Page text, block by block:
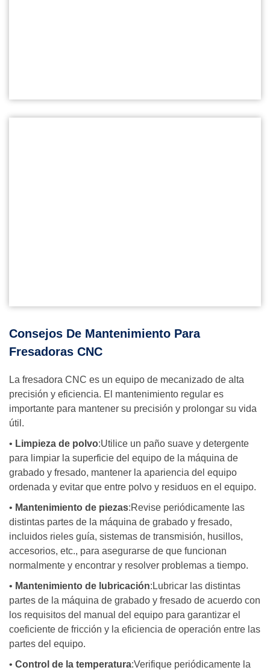
Consejos De Mantenimiento Para
Fresadoras CNC
La fresadora CNC es un equipo de mecanizado de alta
precisión y eficiencia. El mantenimiento regular es
importante para mantener su precisión y prolongar su vida
útil.
• Limpieza de polvo:Utilice un paño suave y detergente
para limpiar la superficie del equipo de la máquina de
grabado y fresado, mantener la apariencia del equipo
ordenada y evitar que entre polvo y residuos en el equipo.
• Mantenimiento de piezas:Revise periódicamente las
distintas partes de la máquina de grabado y fresado,
incluidos rieles guía, sistemas de transmisión, husillos,
accesorios, etc., para asegurarse de que funcionan
normalmente y encontrar y resolver problemas a tiempo.
• Mantenimiento de lubricación:Lubricar las distintas
partes de la máquina de grabado y fresado de acuerdo con
los requisitos del manual del equipo para garantizar el
coeficiente de fricción y la eficiencia de operación entre las
partes del equipo.
• Control de la temperatura:Verifique periódicamente la